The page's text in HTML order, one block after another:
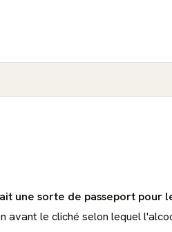
une sorte de passeport pour
avant le cliché selon lequel